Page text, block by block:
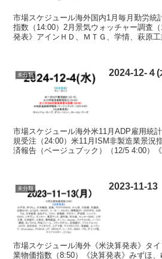
市場スケジュール海外国内1月毎月勤労統
指数（14:00）2月景気ウォッチャー調査
発表》アインＨＤ、ＭＴＧ、学情、萩原工
未分類 2024-12-４(
市場スケジュール海外米11月ADP雇用統
規受注（24:00）米11月ISM非製造業景況
済報告（ベージュブック）（12/5 4:00）
未分類 2023-11-13
市場スケジュール海外《米決算発表》タ
業物価指数（8:50）《決算発表》みずほ